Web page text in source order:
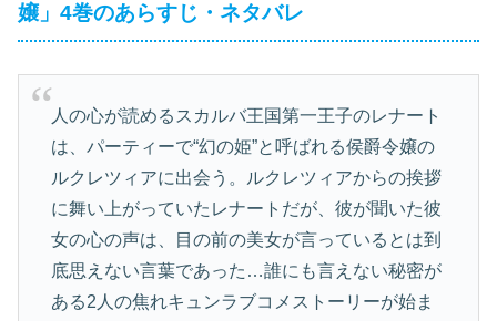
嬢」4巻のあらすじ・ネタバレ
人の心が読めるスカルバ王国第一王子のレナート
は、パーティーで“幻の姫”と呼ばれる侯爵令嬢の
ルクレツィアに出会う。ルクレツィアからの挨拶
に舞い上がっていたレナートだが、彼が聞いた彼
女の心の声は、目の前の美女が言っているとは到
底思えない言葉であった…誰にも言えない秘密が
ある2人の焦れキュンラブコメストーリーが始ま